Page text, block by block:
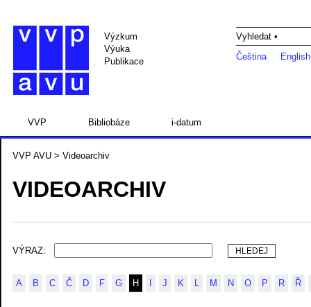
Výzkum
Výuka
Publikace
Vyhledat •
Čeština
English
VVP Bibliobáze i-datum
VVP AVU > Videoarchiv
VIDEOARCHIV
VÝRAZ:
A B C Č D F G H J K L M N O P R Ř